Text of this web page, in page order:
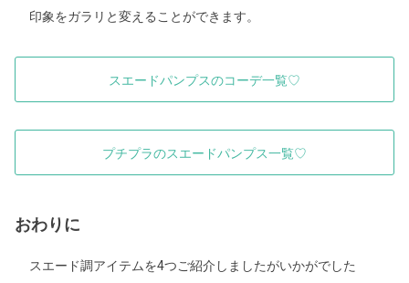
印象をガラリと変えることができます。
スエードパンプスのコーデ一覧♡
プチプラのスエードパンプス一覧♡
おわりに
スエード調アイテムを4つご紹介しましたがいかがでした